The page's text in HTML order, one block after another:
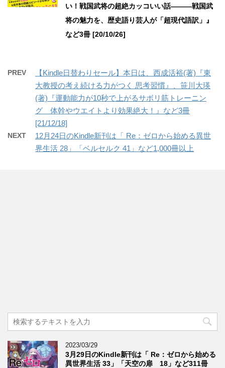
い！戦国武将の超絶カッコいい話―――戦国武
将の魅力を、歴史語り芸人が「超現代語訳」』
など3冊 [20/10/26]
PREV
【Kindle日替わりセール】本日は、西成活裕(著)『東
大教授の考え続ける力がつく 思考習慣』、笹川大瑛
(著)『運動能力が10秒で上がるサボリ筋トレーニン
グ 体幹やウエイトより効果絶大！』など3冊
[21/12/18]
NEXT
12月24日のKindle新刊は「 Re：ゼロから始める異世
界生活 28」「ベルセルク 41」など1,000冊以上
2023/03/29
3月29日のKindle新刊は「 Re：ゼロから始める
異世界生活 33」「天空の扉 18」など311冊